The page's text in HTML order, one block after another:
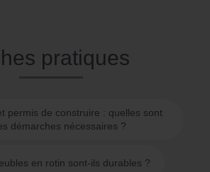
pratiques
permis de construire : quelles sont
démarches nécessaires ?
en rotin sont-ils durables ?